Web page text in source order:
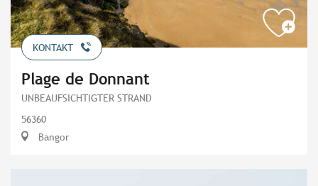
KONTAKT
Plage de Donnant
UNBEAUFSICHTIGTER STRAND
56360
Bangor